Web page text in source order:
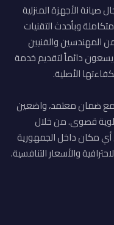
الأجهزة المنزلية
وبأحدث التقنيات
المهندسين والفنيين
يسعون دائماً لتقديم خدمة
الأصلية.
مع ضمان معتمد، واضعين
قصوى. من خلال
أي مكان داخل الجمهورية
والأسعار التنافسية.